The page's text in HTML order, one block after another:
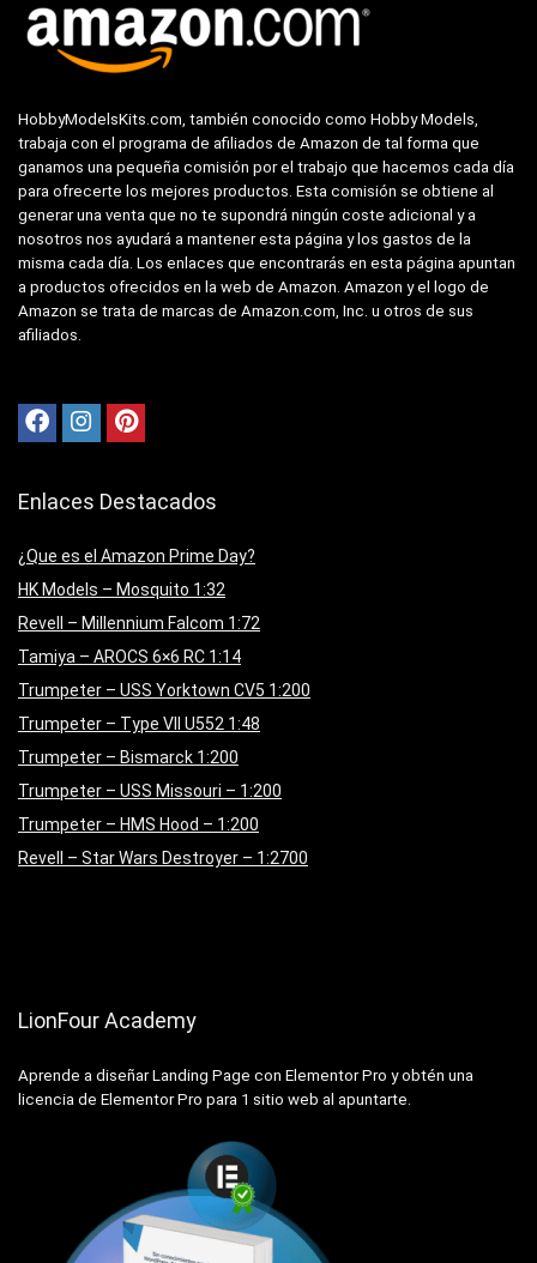
HobbyModelsKits.com, también conocido como Hobby Models,
trabaja con el programa de afiliados de Amazon de tal forma que
ganamos una pequeña comisión por el trabajo que hacemos cada día
para ofrecerte los mejores productos. Esta comisión se obtiene al
generar una venta que no te supondrá ningún coste adicional y a
nosotros nos ayudará a mantener esta página y los gastos de la
misma cada día. Los enlaces que encontrarás en esta página apuntan
a productos ofrecidos en la web de Amazon. Amazon y el logo de
Amazon se trata de marcas de Amazon.com, Inc. u otros de sus
afiliados.
Enlaces Destacados
¿Que es el Amazon Prime Day?
HK Models – Mosquito 1:32
Revell – Millennium Falcom 1:72
Tamiya – AROCS 6×6 RC 1:14
Trumpeter – USS Yorktown CV5 1:200
Trumpeter – Type VII U552 1:48
Trumpeter – Bismarck 1:200
Trumpeter – USS Missouri – 1:200
Trumpeter – HMS Hood – 1:200
Revell – Star Wars Destroyer – 1:2700
LionFour Academy
Aprende a diseñar Landing Page con Elementor Pro y obtén una
licencia de Elementor Pro para 1 sitio web al apuntarte.